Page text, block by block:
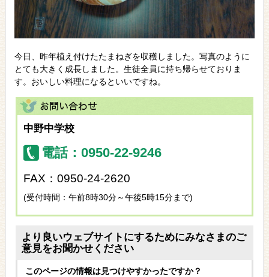
今日、昨年植え付けたたまねぎを収穫しました。写真のように
とても大きく成長しました。生徒全員に持ち帰らせておりま
す。おいしい料理になるといいですね。
中野中学校
電話：0950-22-9246
FAX：0950-24-2620
(受付時間：午前8時30分～午後5時15分まで)
より良いウェブサイトにするためにみなさまのご
意見をお聞かせください
このページの情報は見つけやすかったですか？